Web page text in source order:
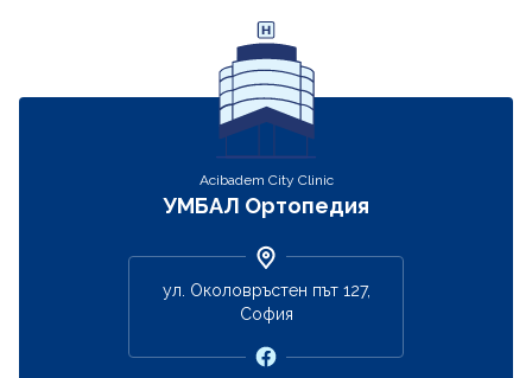
Acibadem City Clinic
УМБАЛ Ортопедия
ул. Околовръстен път 127,
София